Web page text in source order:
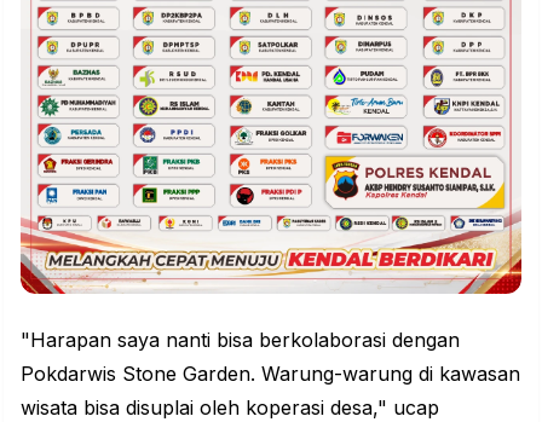
"Harapan saya nanti bisa berkolaborasi dengan
Pokdarwis Stone Garden. Warung-warung di kawasan
wisata bisa disuplai oleh koperasi desa," ucap